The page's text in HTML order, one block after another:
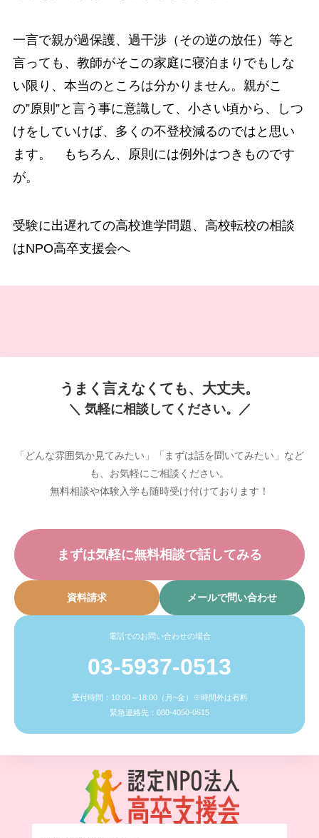
一言で親が過保護、過干渉（その逆の放任）等と
言っても、教師がそこの家庭に寝泊まりでもしな
い限り、本当のところは分かりません。親がこ
の”原則”と言う事に意識して、小さい頃から、しつ
けをしていけば、多くの不登校減るのではと思い
ます。 もちろん、原則には例外はつきものです
が。
受験に出遅れての高校進学問題、高校転校の相談
はNPO高卒支援会へ
うまく言えなくても、大丈夫。
＼ 気軽に相談してください。／
「どんな雰囲気か見てみたい」「まずは話を聞いてみたい」など
も、お気軽にご相談ください。
無料相談や体験入学も随時受け付けております！
まずは気軽に無料相談で話してみる
資料請求 メールで問い合わせ
電話でのお問い合わせの場合
03-5937-0513
受付時間：10:00～18:00（月~金）※時間外は有料
緊急連絡先：080-4050-0515